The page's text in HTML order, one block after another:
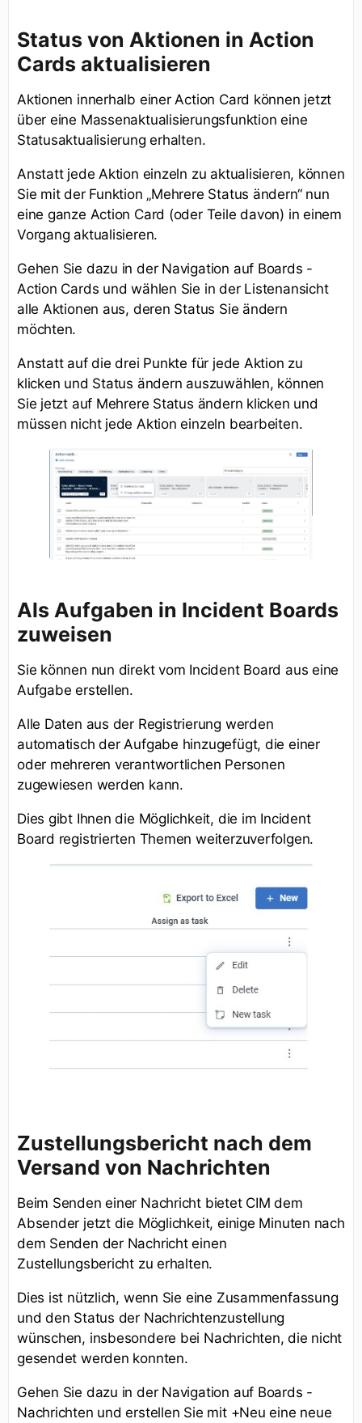
Status von Aktionen in Action
Cards aktualisieren
Aktionen innerhalb einer Action Card können jetzt
über eine Massenaktualisierungsfunktion eine
Statusaktualisierung erhalten.
Anstatt jede Aktion einzeln zu aktualisieren, können
Sie mit der Funktion „Mehrere Status ändern“ nun
eine ganze Action Card (oder Teile davon) in einem
Vorgang aktualisieren.
Gehen Sie dazu in der Navigation auf Boards -
Action Cards und wählen Sie in der Listenansicht
alle Aktionen aus, deren Status Sie ändern
möchten.
Anstatt auf die drei Punkte für jede Aktion zu
klicken und Status ändern auszuwählen, können
Sie jetzt auf Mehrere Status ändern klicken und
müssen nicht jede Aktion einzeln bearbeiten.
Als Aufgaben in Incident Boards
zuweisen
Sie können nun direkt vom Incident Board aus eine
Aufgabe erstellen.
Alle Daten aus der Registrierung werden
automatisch der Aufgabe hinzugefügt, die einer
oder mehreren verantwortlichen Personen
zugewiesen werden kann.
Dies gibt Ihnen die Möglichkeit, die im Incident
Board registrierten Themen weiterzuverfolgen.
Zustellungsbericht nach dem
Versand von Nachrichten
Beim Senden einer Nachricht bietet CIM dem
Absender jetzt die Möglichkeit, einige Minuten nach
dem Senden der Nachricht einen
Zustellungsbericht zu erhalten.
Dies ist nützlich, wenn Sie eine Zusammenfassung
und den Status der Nachrichtenzustellung
wünschen, insbesondere bei Nachrichten, die nicht
gesendet werden konnten.
Gehen Sie dazu in der Navigation auf Boards -
Nachrichten und erstellen Sie mit +Neu eine neue